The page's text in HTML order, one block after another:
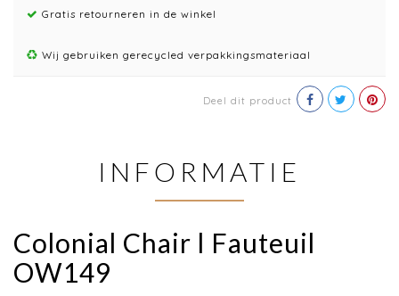
Gratis retourneren in de winkel
Wij gebruiken gerecycled verpakkingsmateriaal
Deel dit product
INFORMATIE
Colonial Chair l Fauteuil
OW149